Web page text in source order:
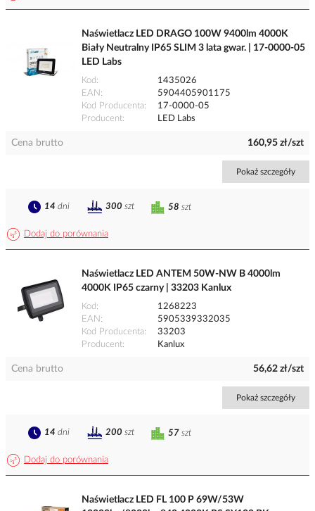
Naświetlacz LED DRAGO 100W 9400lm 4000K
Biały Neutralny IP65 SLIM 3 lata gwar. | 17-0000-05
LED Labs
Kod
1435026
EAN
5904405901175
Kod Producenta
17-0000-05
Producent
LED Labs
Cena brutto 160,95 zł/szt
Pokaż szczegóły
Dodaj do porównania
58 szt
14 dni 300 szt
Naświetlacz LED ANTEM 50W-NW B 4000lm
4000K IP65 czarny | 33203 Kanlux
Kod
1268223
EAN
5905339332035
Kod Producenta
33203
Producent
Kanlux
Cena brutto 56,62 zł/szt
Pokaż szczegóły
Dodaj do porównania
57 szt
14 dni 200 szt
Naświetlacz LED FL 100 P 69W/53W